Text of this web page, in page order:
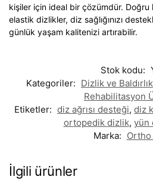
kişiler için ideal bir çözümdür. Doğru
elastik dizlikler, diz sağlığınızı
günlük yaşam kalitenizi artırabilir.
Stok kodu:
Kategoriler: Dizlik ve Baldırlık
Rehabilitasyon
Etiketler: diz ağrısı desteği, diz
ortopedik dizlik, yün
Marka:
İlgili ürünler